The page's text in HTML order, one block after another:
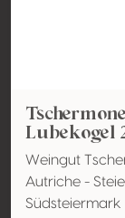
Lubekogel
Weingut
Autriche -
Südsteiermark